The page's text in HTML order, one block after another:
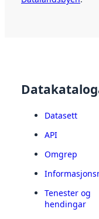
Datasett
API
Omgrep
Tenester og
hendingar